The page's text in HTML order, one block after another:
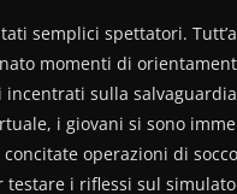
semplici spettatori.
momenti di
sulla
i giovani si sono
operazioni di
testare i riflessi sul